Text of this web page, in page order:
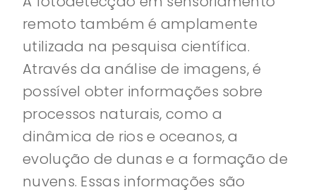
remoto também é amplamente
utilizada na pesquisa científica.
Através da análise de imagens, é
possível obter informações sobre
processos naturais, como a
dinâmica de rios e oceanos, a
evolução de dunas e a formação de
nuvens. Essas informações são